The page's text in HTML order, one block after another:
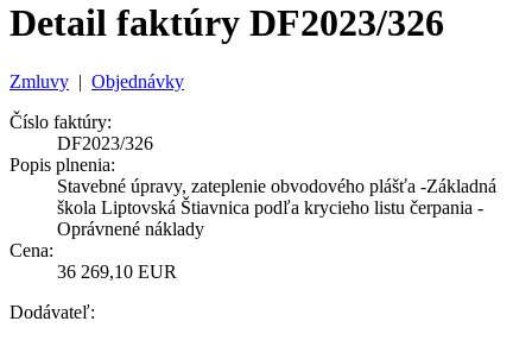
Detail faktúry DF2023/326
Zmluvy | Objednávky
Číslo faktúry:
DF2023/326
Popis plnenia:
Stavebné úpravy, zateplenie obvodového plášťa -Základná
škola Liptovská Štiavnica podľa krycieho listu čerpania -
Oprávnené náklady
Cena:
36 269,10 EUR
Dodávateľ: